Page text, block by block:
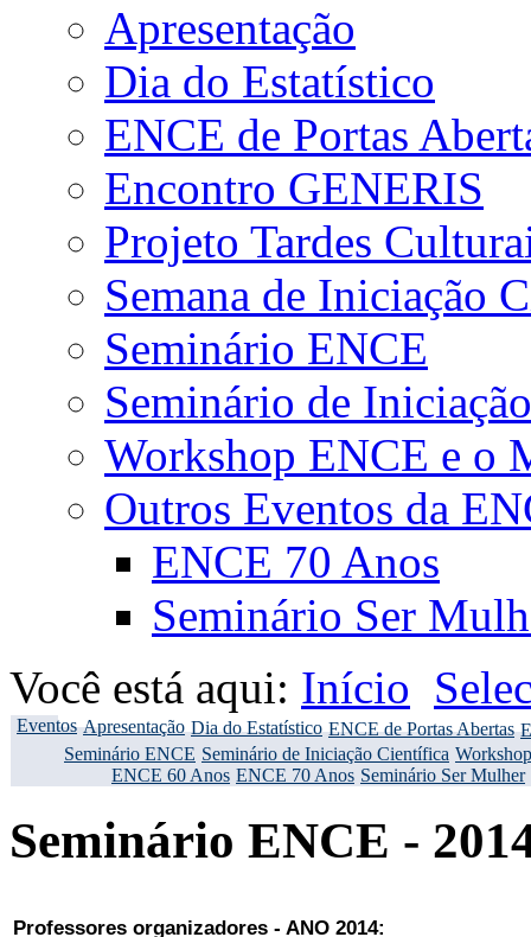
Apresentação
Dia do Estatístico
ENCE de Portas
Encontro GENERIS
Projeto Tardes
Semana de Iniciação
Seminário ENCE
Seminário de
Workshop ENCE e o
Outros Eventos da
ENCE 70 Anos
Seminário Ser
Você está aqui: Início
Eventos Apresentação Dia do Estatístico ENCE de Portas Abertas
Seminário ENCE Seminário de Iniciação Científica
ENCE 60 Anos ENCE 70 Anos Seminário Ser Mulher
Seminário ENCE -
Professores organizadores - ANO 2014: